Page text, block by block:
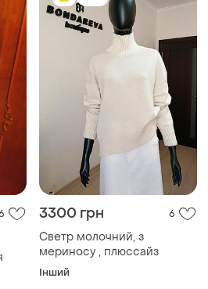
3300 грн 6
Светр молочний, з
мериносу , плюссайз
Інший